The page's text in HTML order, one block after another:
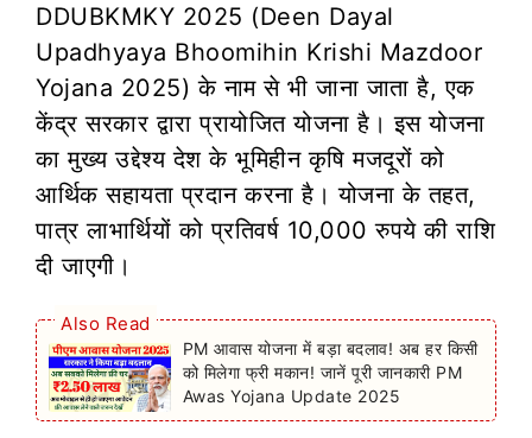
DDUBKMKY 2025 (Deen Dayal
Upadhyaya Bhoomihin Krishi Mazdoor
Yojana 2025) के नाम से भी जाना जाता है, एक
केंद्र सरकार द्वारा प्रायोजित योजना है। इस योजना
का मुख्य उद्देश्य देश के भूमिहीन कृषि मजदूरों को
आर्थिक सहायता प्रदान करना है। योजना के तहत,
पात्र लाभार्थियों को प्रतिवर्ष 10,000 रुपये की राशि
दी जाएगी।
Also Read
PM आवास योजना में बड़ा बदलाव! अब हर किसी
को मिलेगा फ्री मकान! जानें पूरी जानकारी PM
Awas Yojana Update 2025